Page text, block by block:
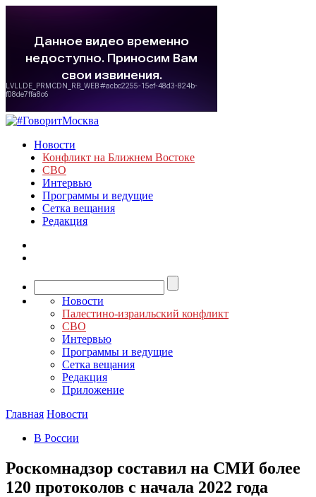
Новости
Конфликт на Ближнем Востоке
СВО
Интервью
Программы и ведущие
Сетка вещания
Редакция
Новости
Палестино-израильский конфликт
СВО
Интервью
Программы и ведущие
Сетка вещания
Редакция
Приложение
Главная Новости
В России
Роскомнадзор составил на СМИ более
120 протоколов с начала 2022 года